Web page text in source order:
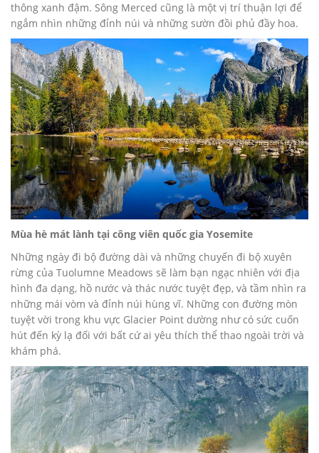
thông xanh đậm. Sông Merced cũng là một vị trí thuận lợi để
ngắm nhìn những đỉnh núi và những sườn đồi phủ đầy hoa.
Mùa hè mát lành tại công viên quốc gia Yosemite
Những ngày đi bộ đường dài và những chuyến đi bộ xuyên
rừng của Tuolumne Meadows sẽ làm bạn ngạc nhiên với địa
hình đa dạng, hồ nước và thác nước tuyệt đẹp, và tầm nhìn ra
những mái vòm và đỉnh núi hùng vĩ. Những con đường mòn
tuyệt vời trong khu vực Glacier Point dường như có sức cuốn
hút đến kỳ lạ đối với bất cứ ai yêu thích thể thao ngoài trời và
khám phá.